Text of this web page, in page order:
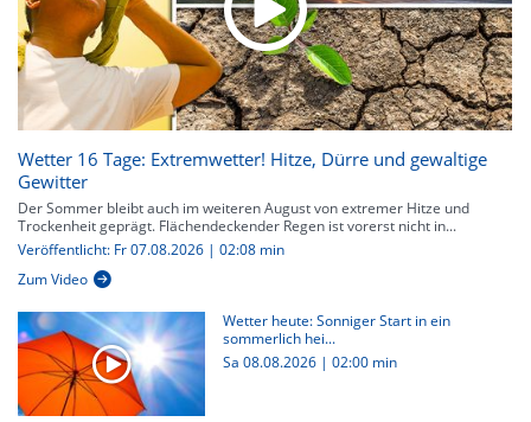
Wetter 16 Tage: Extremwetter! Hitze, Dürre und gewaltige
Gewitter
Der Sommer bleibt auch im weiteren August von extremer Hitze und
Trockenheit geprägt. Flächendeckender Regen ist vorerst nicht in...
Veröffentlicht: Fr 07.08.2026 | 02:08 min
Zum Video
Wetter heute: Sonniger Start in ein
sommerlich hei...
Sa 08.08.2026 | 02:00 min